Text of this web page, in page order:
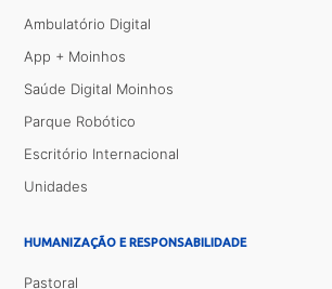
Ambulatório Digital
App + Moinhos
Saúde Digital Moinhos
Parque Robótico
Escritório Internacional
Unidades
HUMANIZAÇÃO E RESPONSABILIDADE
Pastoral